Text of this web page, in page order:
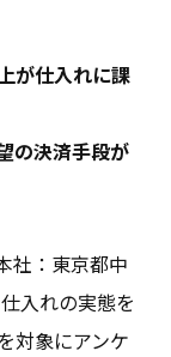
が仕入れに課
の決済手段が
社：東京都中
入れの実態を
対象にアンケ